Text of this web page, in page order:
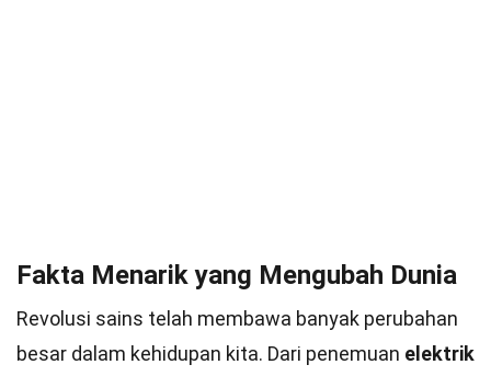
Fakta Menarik yang Mengubah Dunia
Revolusi sains telah membawa banyak perubahan
besar dalam kehidupan kita. Dari penemuan elektrik